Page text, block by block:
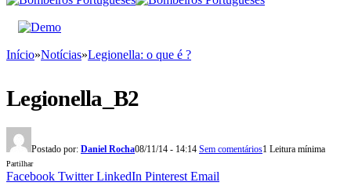
Início»Notícias»Legionella: o que é ?
Legionella_B2
Postado por: Daniel Rocha08/11/14 - 14:14 Sem comentários1 Leitura mínima
Partilhar
Facebook Twitter LinkedIn Pinterest Email